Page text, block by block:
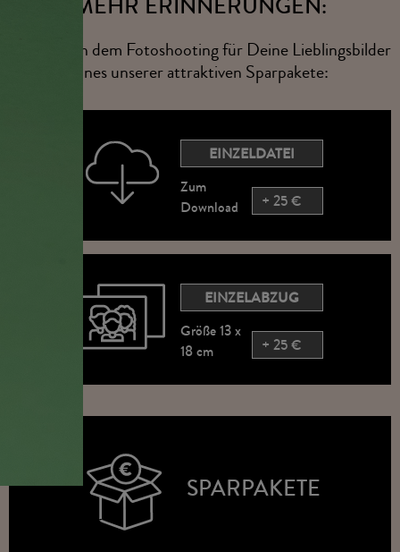
Wähle nach dem Fotoshooting für Deine Lieblingsbilder
eines unserer attraktiven Sparpakete:
EINZELDATEI
Zum
Download
+ 25 €
EINZELABZUG
Größe 13 x
18 cm
+ 25 €
SPARPAKETE